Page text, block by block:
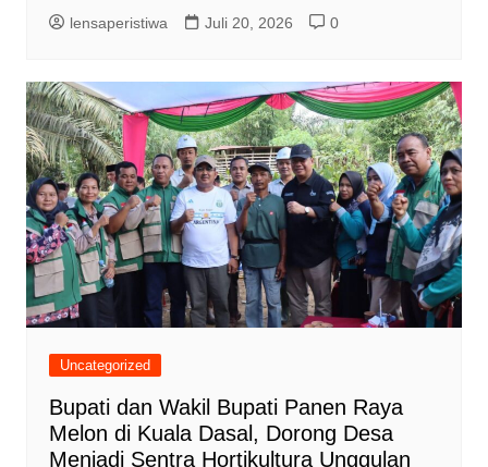
lensaperistiwa Juli 20, 2026 0
Uncategorized
Bupati dan Wakil Bupati Panen Raya
Melon di Kuala Dasal, Dorong Desa
Menjadi Sentra Hortikultura Unggulan